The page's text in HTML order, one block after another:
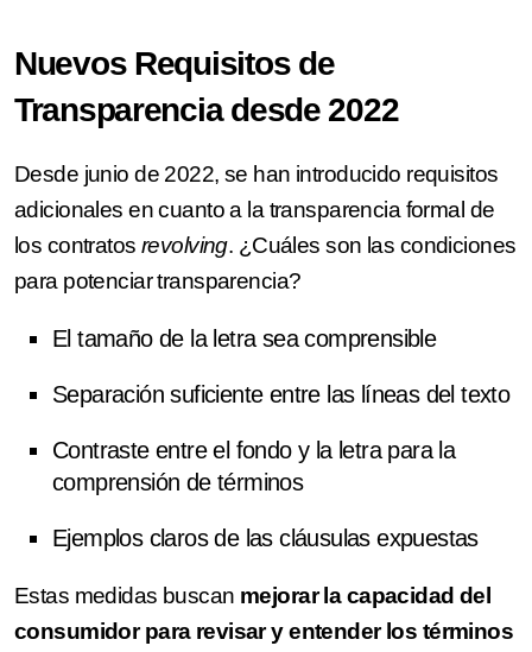
Nuevos Requisitos de
Transparencia desde 2022
Desde junio de 2022, se han introducido requisitos
adicionales en cuanto a la transparencia formal de
los contratosrevolving. ¿Cuáles son las condiciones
para potenciar transparencia?
El tamaño de la letra sea comprensible
Separación suficiente entre las líneas del texto
Contraste entre el fondo y la letra para la
comprensión de términos
Ejemplos claros de las cláusulas expuestas
Estas medidas buscan mejorar la capacidad del
consumidor para revisar y entender los términos